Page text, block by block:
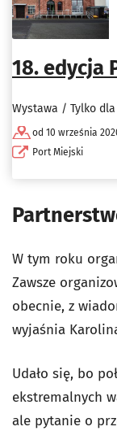
18. edycja
Wystawa / Tylko dla
od 10 września
Port Miejski
W tym roku
Zawsze
obecnie, z
wyjaśnia
Udało się, bo
ekstremalnych
ale pytanie o